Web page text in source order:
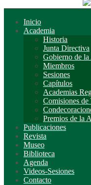
Inicio
Academia
Historia
Junta Directiva
Gobierno de la
Miembros
Sesiones
Capítulos
Academias
Comisiones de
Premios de la
Publicaciones
Revista
Museo
Biblioteca
Agenda
Videos-Sesiones
Contacto